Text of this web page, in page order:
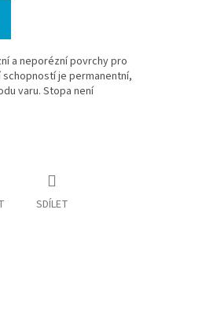
a neporézní povrchy pro
je permanentní,
varu. Stopa není
SDÍLET